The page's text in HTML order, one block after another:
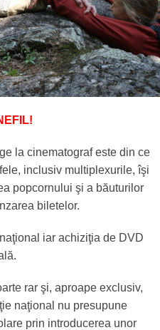
la cinematograf este din ce
inclusiv multiplexurile, îşi
popcornului şi a băuturilor
biletelor.
iar achiziţia de DVD
rar şi, aproape exclusiv,
naţional nu presupune
prin introducerea unor